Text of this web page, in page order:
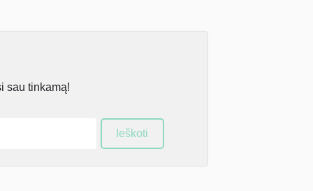
sau tinkamą!
Ieškoti